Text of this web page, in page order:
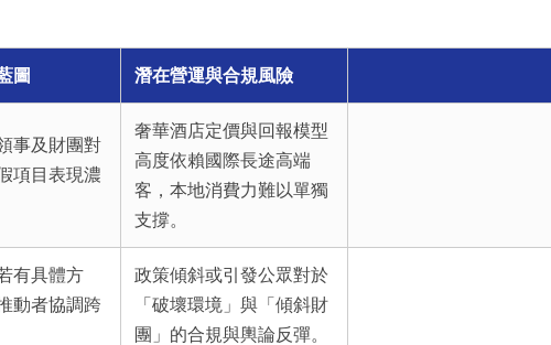
圖 潛在營運與合規風險
事及財團對
項目表現濃
奢華酒店定價與回報模型
高度依賴國際長途高端
客，本地消費力難以單獨
支撐。
有具體方
動者協調跨
政策傾斜或引發公眾對於
「破壞環境」與「傾斜財
團」的合規與輿論反彈。